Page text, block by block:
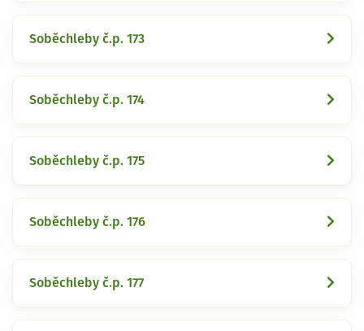
Soběchleby č.p. 173
Soběchleby č.p. 174
Soběchleby č.p. 175
Soběchleby č.p. 176
Soběchleby č.p. 177